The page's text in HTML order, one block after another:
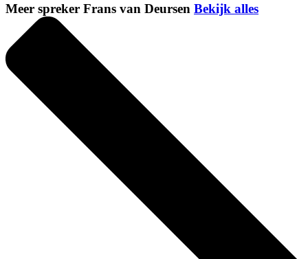
Meer spreker Frans van Deursen Bekijk alles